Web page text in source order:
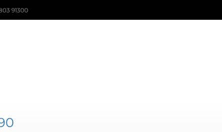
91300